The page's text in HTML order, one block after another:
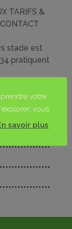
TARIFS &
stade est
pratiquent
votre
vous
savoir plus